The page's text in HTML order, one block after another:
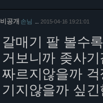
비공개 손님 2015-04-16 19:21:01
갈매기 팔 볼수
거보니까 좆사
짜르지않을까
기지않을까 싶